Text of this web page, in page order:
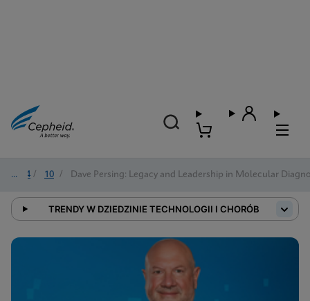
2024 / 10 / Dave Persing: Legacy and Leadership in Molecular
TRENDY W DZIEDZINIE TECHNOLOGII I CHORÓB